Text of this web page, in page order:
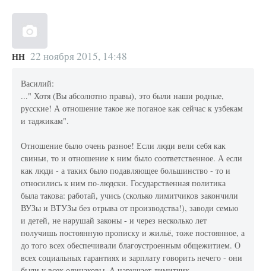
НН 22 ноября 2015, 14:48
Василий:
..." Хотя (Вы абсолютно правы), это были наши родные,
русские! А отношение такое же поганое как сейчас к узбекам
и таджикам".
Отношение было очень разное! Если люди вели себя как
свиньи, то и отношение к ним было соответственное. А если
как люди - а таких было подавляющее большинство - то и
относились к ним по-людски. Государственная политика
была такова: работай, учись (сколько лимитчиков закончили
ВУЗы и ВТУЗы без отрыва от производства!), заводи семью
и детей, не нарушай законы - и через несколько лет
получишь постоянную прописку и жильё, тоже постоянное, а
до того всех обеспечивали благоустроенным общежитием. О
всех социальных гарантиях и зарплату говорить нечего - они